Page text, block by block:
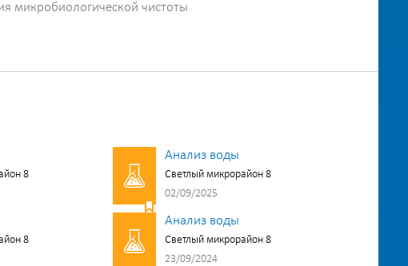
микробиологической чистоты
8
Анализ воды
Светлый микрорайон 8
02/09/2025
8
Анализ воды
Светлый микрорайон 8
23/09/2024